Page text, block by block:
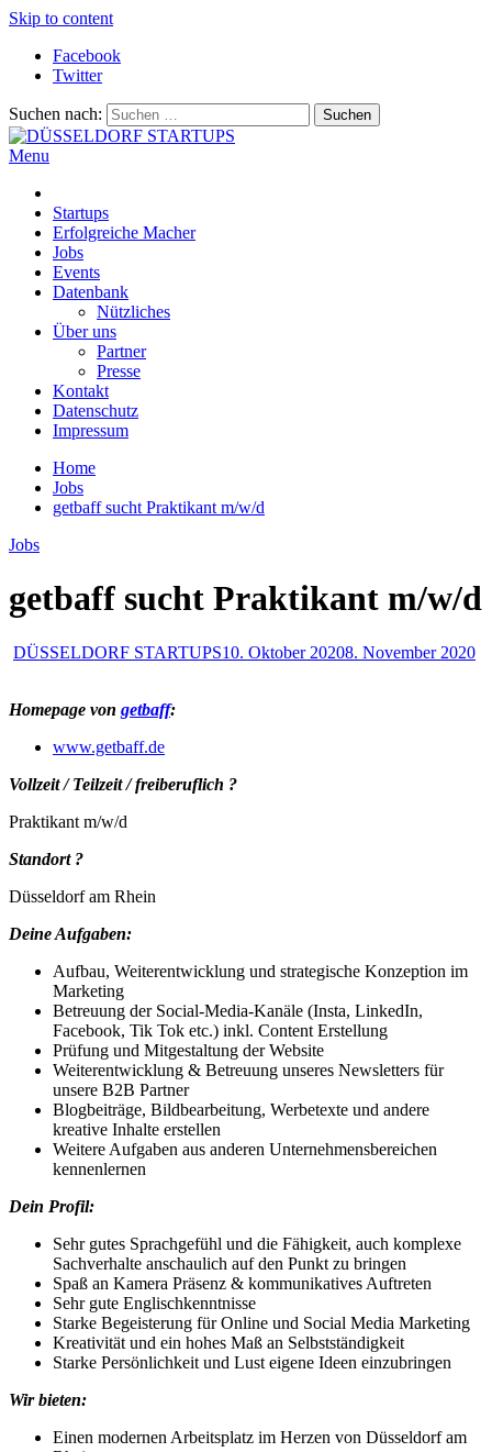
Skip to content
Facebook
Twitter
Suchen nach:
ganzen Rheinland
Menu
Startups
Erfolgreiche Macher
Jobs
Events
Datenbank
Nützliches
Über uns
Partner
Presse
Kontakt
Datenschutz
Impressum
Home
Jobs
getbaff sucht Praktikant m/w/d
Jobs
getbaff sucht Praktikant m/w/d
DÜSSELDORF STARTUPS10. Oktober 20208. November 2020
Homepage von getbaff:
www.getbaff.de
Vollzeit / Teilzeit / freiberuflich ?
Praktikant m/w/d
Standort ?
Düsseldorf am Rhein
Deine Aufgaben:
Aufbau, Weiterentwicklung und strategische Konzeption im
Marketing
Betreuung der Social-Media-Kanäle (Insta, LinkedIn,
Facebook, Tik Tok etc.) inkl. Content Erstellung
Prüfung und Mitgestaltung der Website
Weiterentwicklung & Betreuung unseres Newsletters für
unsere B2B Partner
Blogbeiträge, Bildbearbeitung, Werbetexte und andere
kreative Inhalte erstellen
Weitere Aufgaben aus anderen Unternehmensbereichen
kennenlernen
Dein Profil:
Sehr gutes Sprachgefühl und die Fähigkeit, auch komplexe
Sachverhalte anschaulich auf den Punkt zu bringen
Spaß an Kamera Präsenz & kommunikatives Auftreten
Sehr gute Englischkenntnisse
Starke Begeisterung für Online und Social Media Marketing
Kreativität und ein hohes Maß an Selbstständigkeit
Starke Persönlichkeit und Lust eigene Ideen einzubringen
Wir bieten:
Einen modernen Arbeitsplatz im Herzen von Düsseldorf am